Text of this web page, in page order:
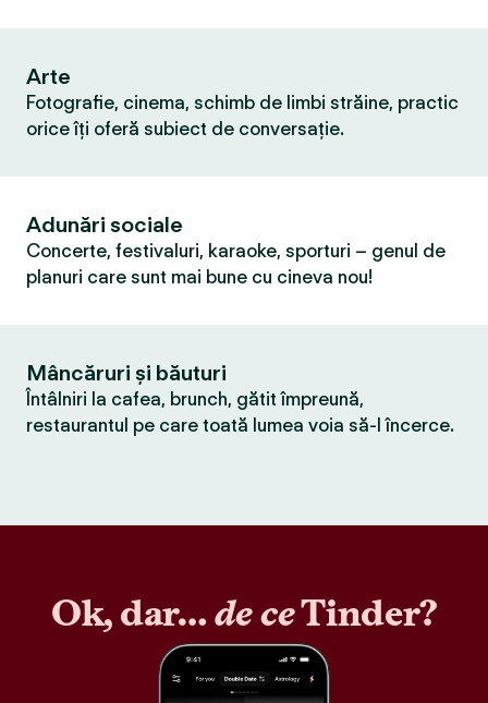
Arte
Fotografie, cinema, schimb de limbi străine, practic
orice îți oferă subiect de conversație.
Adunări sociale
Concerte, festivaluri, karaoke, sporturi – genul de
planuri care sunt mai bune cu cineva nou!
Mâncăruri și băuturi
Întâlniri la cafea, brunch, gătit împreună,
restaurantul pe care toată lumea voia să-l încerce.
Ok, dar…de ceTinder?